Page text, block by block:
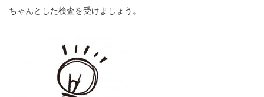
ちゃんとした検査を受けましょう。